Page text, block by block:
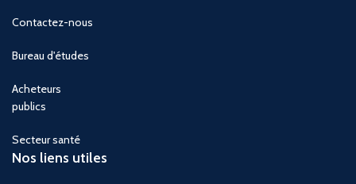
Contactez-nous
Bureau d'études
Acheteurs
publics
Secteur santé
Nos liens utiles